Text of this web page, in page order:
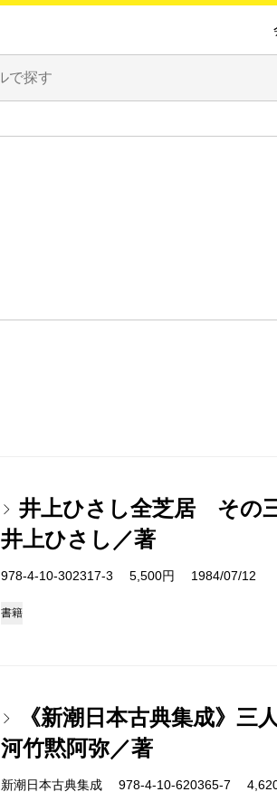
井上ひさし全芝居 その
井上ひさし／著
978-4-10-302317-3 5,500円 1984/07/12
書籍
《新潮日本古典集成》三
河竹黙阿弥／著
新潮日本古典集成 978-4-10-620365-7